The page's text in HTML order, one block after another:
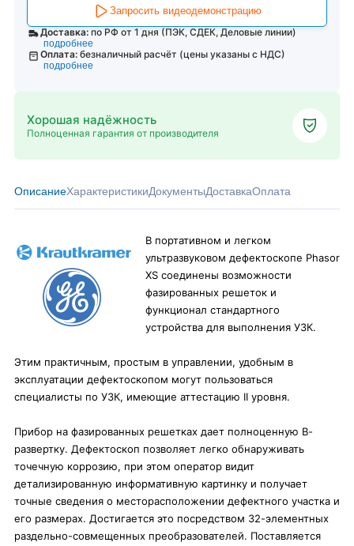
Запросить видеодемонстрацию
Доставка: по РФ от 1 дня (ПЭК, СДЕК, Деловые линии)
подробнее
Оплата: безналичный расчёт (цены указаны с НДС)
подробнее
Хорошая надёжность
Полноценная гарантия от производителя
ОписаниеХарактеристикиДокументыДоставкаОплата
В портативном и легком
ультразвуковом дефектоскопе Phasor
XS соединены возможности
фазированных решеток и
функционал стандартного
устройства для выполнения УЗК.
Этим практичным, простым в управлении, удобным в
эксплуатации дефектоскопом могут пользоваться
специалисты по УЗК, имеющие аттестацию II уровня.
Прибор на фазированных решетках дает полноценную В-
развертку. Дефектоскоп позволяет легко обнаруживать
точечную коррозию, при этом оператор видит
детализированную информативную картинку и получает
точные сведения о месторасположении дефектного участка и
его размерах. Достигается это посредством 32-элементных
раздельно-совмещенных преобразователей. Поставляется